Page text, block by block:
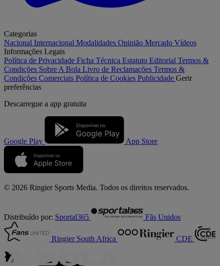
Categorias
Nacional Internacional Modalidades Opinião Mercado Vídeos
Informações Legais
Política de Privacidade Ficha Técnica Estatuto Editorial Termos &
Condições Sobre A Bola Livro de Reclamações Termos &
Condições Comerciais Política de Cookies Publicidade Gerir
preferências
Descarregue a app gratuita
Google Play App Store
© 2026 Ringier Sports Media. Todos os direitos reservados.
Distribuído por: Sportal365 Fãs Unidos
Ringier South Africa CDE